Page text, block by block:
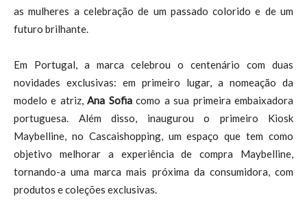
as mulheres a celebração de um passado colorido e de um
futuro brilhante.
Em Portugal, a marca celebrou o centenário com duas
novidades exclusivas: em primeiro lugar, a nomeação da
modelo e atriz,Ana Sofiacomo a sua primeira embaixadora
portuguesa. Além disso, inaugurou o primeiro Kiosk
Maybelline, no Cascaishopping, um espaço que tem como
objetivo melhorar a experiência de compra Maybelline,
tornando-a uma marca mais próxima da consumidora, com
produtos e coleções exclusivas.